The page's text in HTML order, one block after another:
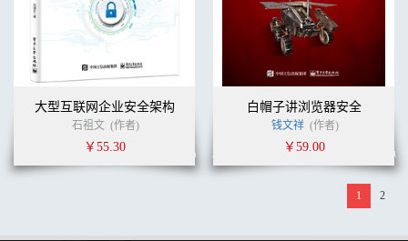
大型互联网企业安全架构
石祖文 (作者)
￥55.30
白帽子讲浏览器安全
钱文祥 (作者)
￥59.00
1 2